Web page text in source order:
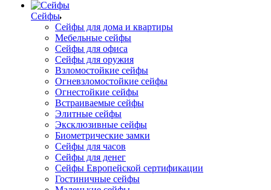
Сейфы
Сейфы для дома и квартиры
Мебельные сейфы
Сейфы для офиса
Сейфы для оружия
Взломостойкие сейфы
Огневзломостойкие сейфы
Огнестойкие сейфы
Встраиваемые сейфы
Элитные сейфы
Эксклюзивные сейфы
Биометрические замки
Сейфы для часов
Сейфы для денег
Сейфы Европейской сертификации
Гостиничные сейфы